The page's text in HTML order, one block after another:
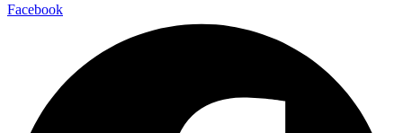
Facebook